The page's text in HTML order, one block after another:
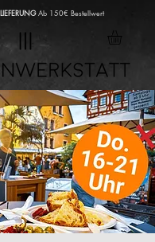
Ab 150€ Bestellwert